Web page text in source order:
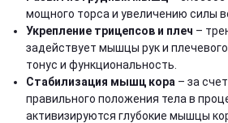
мощного торса и увеличению силы
Укрепление трицепсов и плеч –
задействует мышцы рук и
тонус и функциональность.
Стабилизация мышц кора – за
правильного положения тела в
активизируются глубокие мышцы